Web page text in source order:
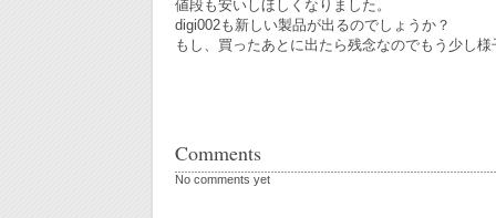
値段も安いしほしくなりました。
digi002も新しい製品が出るのでしょうか？
もし、買ったあとに出たら残念なのでもう少し
Comments
No comments yet